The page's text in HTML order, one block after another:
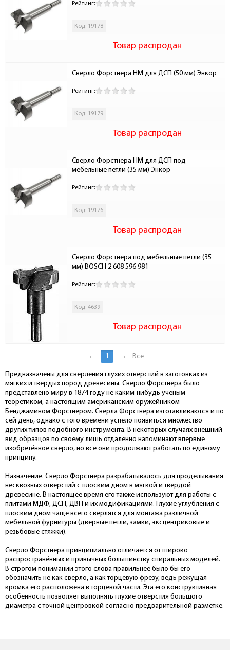
Рейтинг:
Код: 19178
Товар распродан
Сверло Форстнера НМ для ДСП (50 мм) Энкор
Рейтинг:
Код: 19179
Товар распродан
Сверло Форстнера НМ для ДСП под
мебельные петли (35 мм) Энкор
Рейтинг:
Код: 19176
Товар распродан
Сверло Форстнера под мебельные петли (35
мм) BOSCH 2 608 596 981
Рейтинг:
Код: 4639
Товар распродан
← 1 → Все
Предназначены для сверления глухих отверстий в заготовках из
мягких и твердых пород древесины. Сверло Форстнера было
представлено миру в 1874 году не каким-нибудь ученым
теоретиком, а настоящим американским оружейником
Бенджамином Форстнером. Сверла Форстнера изготавливаются и по
сей день, однако с того времени успело появиться множество
других типов подобного инструмента. В некоторых случаях внешний
вид образцов по своему лишь отдаленно напоминают впервые
изобретённое сверло, но все они продолжают работать по единому
принципу.
Назначение. Сверло Форстнера разрабатывалось для проделывания
несквозных отверстий с плоским дном в мягкой и твердой
древесине. В настоящее время его также используют для работы с
плитами МДФ, ДСП, ДВП и их модификациями. Глухие углубления с
плоским дном чаще всего сверлятся для монтажа различной
мебельной фурнитуры (дверные петли, замки, эксцентриковые и
резьбовые стяжки).
Сверло Форстнера принципиально отличается от широко
распространённых и привычных большинству спиральных моделей.
В строгом понимании этого слова правильнее было бы его
обозначить не как сверло, а как торцевую фрезу, ведь режущая
кромка его расположена в торцевой части. Эта его конструктивная
особенность позволяет выполнять глухие отверстия большого
диаметра с точной центровкой согласно предварительной разметке.